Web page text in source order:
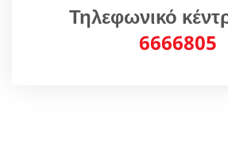
Τηλεφωνικό
6666805